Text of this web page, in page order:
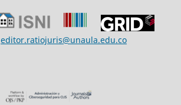
editor.ratiojuris@unaula.edu.co